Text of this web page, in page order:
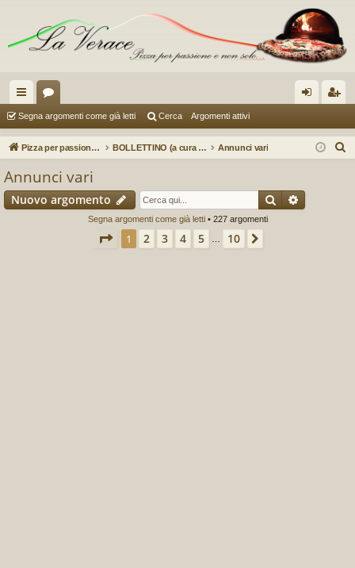
oll
eg
en
or
u in riv
Segna argomenti come già letti Cerca Argomenti attivi
Pizza per passione enon solo... BOLLETTINO (a cura di Lorenzo) Annunci vari
Annunci vari
Nuovo argomento Cerca
Segna argomenti come già letti• 227 argomenti
Pagina di 10
1 2 3 4 5 10